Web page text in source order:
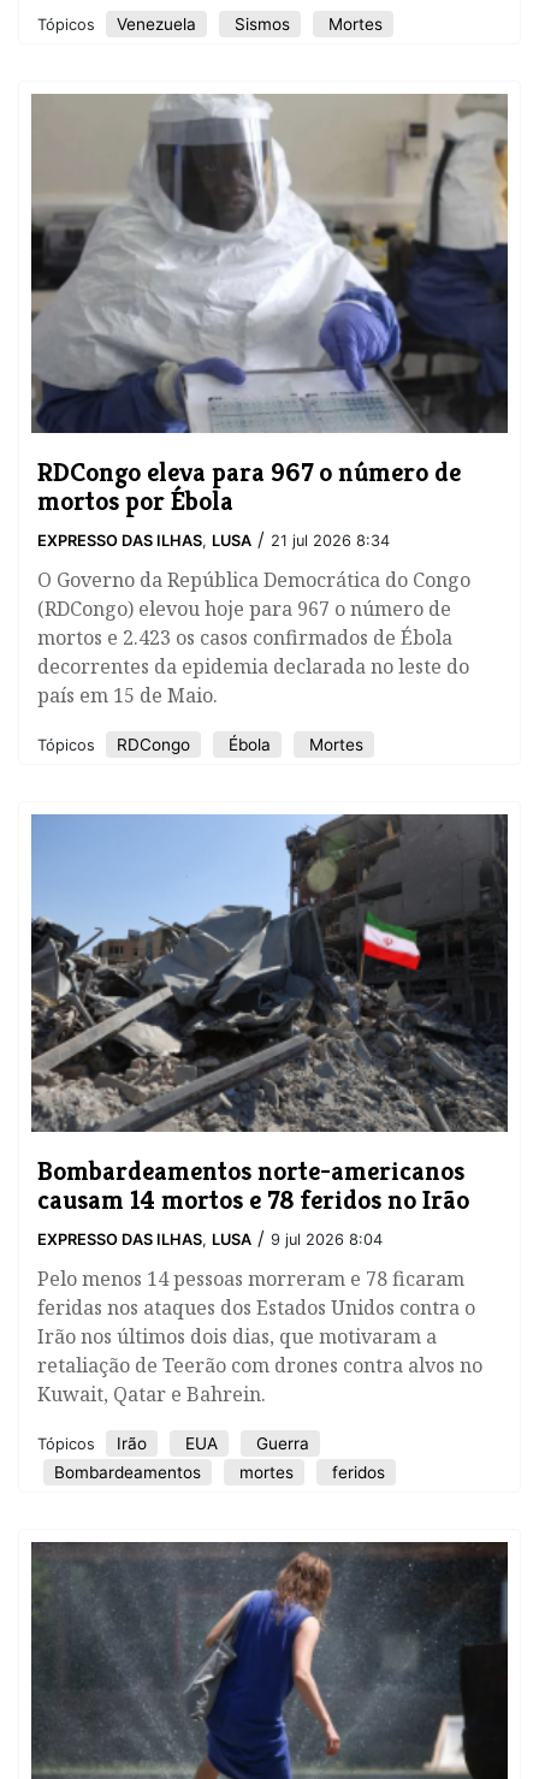
Tópicos Venezuela Sismos Mortes
RDCongo eleva para 967 o número de
mortos por Ébola
EXPRESSO DAS ILHAS, LUSA / 21 jul 2026 8:34
O Governo da República Democrática do Congo
(RDCongo) elevou hoje para 967 o número de
mortos e 2.423 os casos confirmados de Ébola
decorrentes da epidemia declarada no leste do
país em 15 de Maio.
Tópicos RDCongo Ébola Mortes
Bombardeamentos norte-americanos
causam 14 mortos e 78 feridos no Irão
EXPRESSO DAS ILHAS, LUSA / 9 jul 2026 8:04
Pelo menos 14 pessoas morreram e 78 ficaram
feridas nos ataques dos Estados Unidos contra o
Irão nos últimos dois dias, que motivaram a
retaliação de Teerão com drones contra alvos no
Kuwait, Qatar e Bahrein.
Tópicos Irão EUA
Guerra
Bombardeamentos
mortes feridos